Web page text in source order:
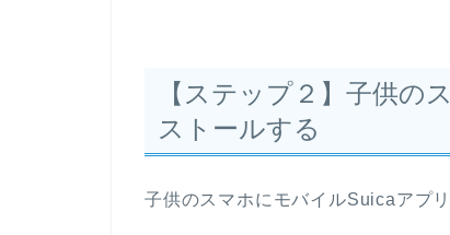
【ステップ２】子供の
ストールする
子供のスマホにモバイルSuicaアプ